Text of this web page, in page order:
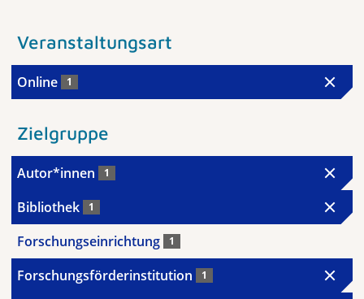
Veranstaltungsart
Online 1
Zielgruppe
Autor*innen 1
Bibliothek 1
Forschungseinrichtung 1
Forschungsförderinstitution 1